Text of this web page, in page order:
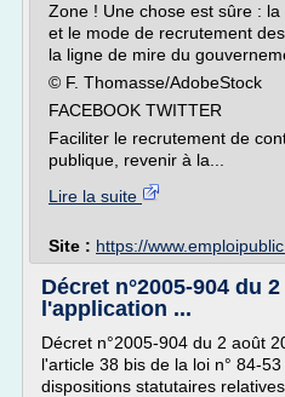
Zone ! Une chose est sûre :
et le mode de recrutement
la ligne de mire du
© F. Thomasse/AdobeStock
FACEBOOK TWITTER
Faciliter le recrutement de
publique, revenir à la...
Lire la suite
Site : https://
Décret n°2005-904 du
l'application ...
Décret n°2005-904 du 2 août
l'article 38 bis de la loi n° 84-
dispositions statutaires